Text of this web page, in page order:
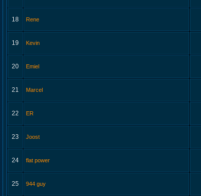
18 Rene
19 Kevin
20 Emiel
21 Marcel
22 ER
23 Joost
24 flat power
25 944 guy